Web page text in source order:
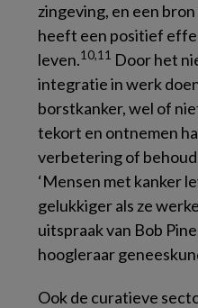
zingeving, en een
heeft een positief
leven.10,11 Door het
integratie in werk
borstkanker, wel of
tekort en ontnemen
verbetering of
‘Mensen met kanker
gelukkiger als ze
uitspraak van Bob
hoogleraar
Ook de curatieve